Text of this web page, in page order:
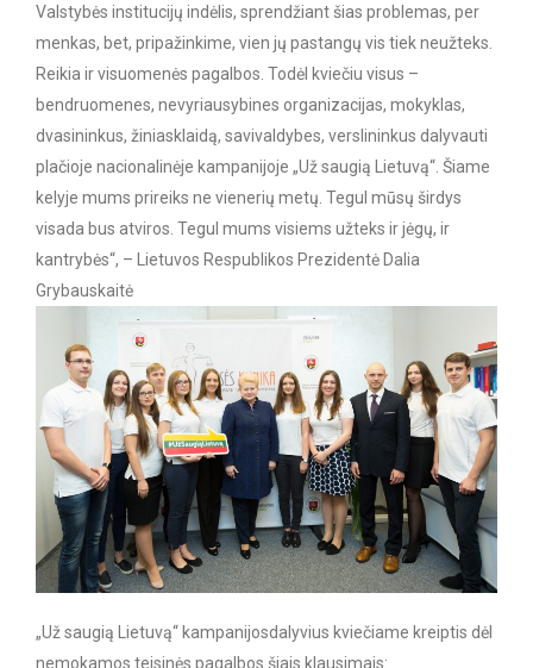
Valstybės institucijų indėlis, sprendžiant šias problemas, per
menkas, bet, pripažinkime, vien jų pastangų vis tiek neužteks.
Reikia ir visuomenės pagalbos. Todėl kviečiu visus –
bendruomenes, nevyriausybines organizacijas, mokyklas,
dvasininkus, žiniasklaidą, savivaldybes, verslininkus dalyvauti
plačioje nacionalinėje kampanijoje „Už saugią Lietuvą“. Šiame
kelyje mums prireiks ne vienerių metų. Tegul mūsų širdys
visada bus atviros. Tegul mums visiems užteks ir jėgų, ir
kantrybės“, – Lietuvos Respublikos Prezidentė Dalia
Grybauskaitė
„Už saugią Lietuvą“ kampanijosdalyvius kviečiame kreiptis dėl
nemokamos teisinės pagalbos šiais klausimais: